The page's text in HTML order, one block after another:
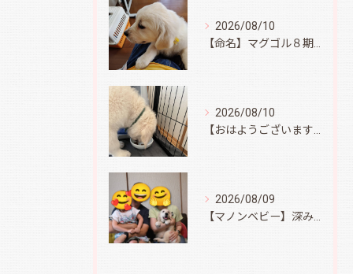
2026/08/10
2026/08/10
2026/08/09